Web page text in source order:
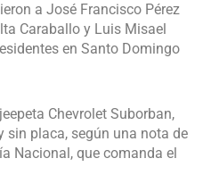
a José Francisco Pérez
Caraballo y Luis Misael
en Santo Domingo
Chevrolet Suborban,
sin placa, según una nota de
Nacional, que comanda el